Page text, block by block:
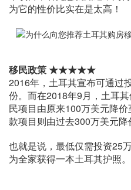
为它的性价比实在是太高！
移民政策 ★★★★★
2016年，土耳其宣布可通过
份。而在2018年9月，土耳
民项目由原来100万美元降
款项目则由过去300万美元降
也就是说，最低仅需投资25
为全家获得一本土耳其护照